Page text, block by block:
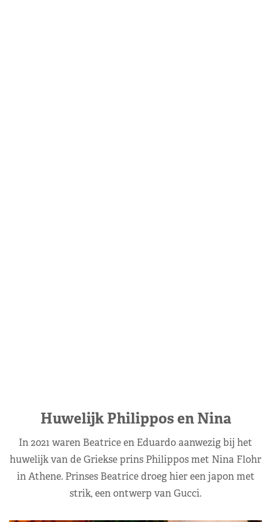
Huwelijk Philippos en Nina
In 2021 waren Beatrice en Eduardo aanwezig bij het
huwelijk van de Griekse prins Philippos met Nina Flohr
in Athene. Prinses Beatrice droeg hier een japon met
strik, een ontwerp van Gucci.